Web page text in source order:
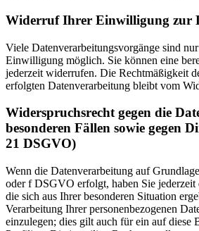
Widerruf Ihrer Einwilligung zur
Viele Datenverarbeitungsvorgänge sind
Einwilligung möglich. Sie können eine
jederzeit widerrufen. Die Rechtmäßigkeit
erfolgten Datenverarbeitung bleibt vom
Widerspruchsrecht gegen die
besonderen Fällen sowie gegen
21 DSGVO)
Wenn die Datenverarbeitung auf
oder f DSGVO erfolgt, haben Sie jederzeit
die sich aus Ihrer besonderen Situation
Verarbeitung Ihrer personenbezogenen
einzulegen; dies gilt auch für ein auf diese